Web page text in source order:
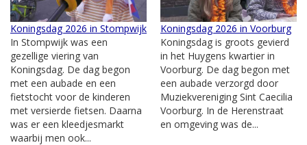
Koningsdag 2026 in Stompwijk
In Stompwijk was een
gezellige viering van
Koningsdag. De dag begon
met een aubade en een
fietstocht voor de kinderen
met versierde fietsen. Daarna
was er een kleedjesmarkt
waarbij men ook...
Koningsdag 2026 in Voorburg
Koningsdag is groots gevierd
in het Huygens kwartier in
Voorburg. De dag begon met
een aubade verzorgd door
Muziekvereniging Sint Caecilia
Voorburg. In de Herenstraat
en omgeving was de...